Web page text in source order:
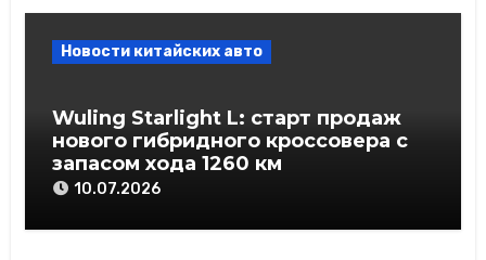
Новости китайских авто
Wuling Starlight L: старт продаж
нового гибридного кроссовера с
запасом хода 1260 км
10.07.2026